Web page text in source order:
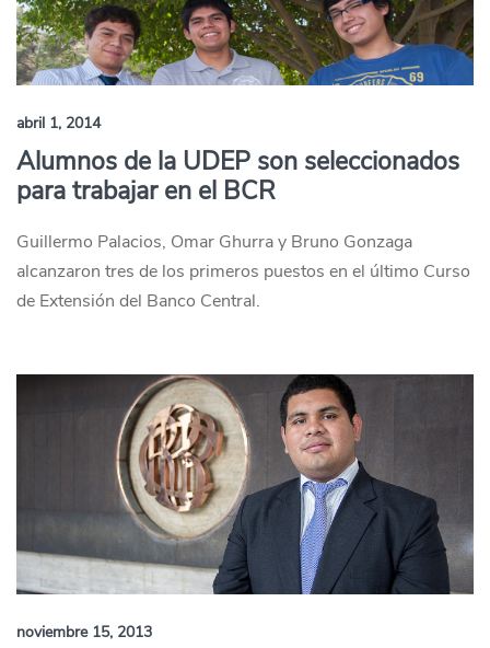
abril 1, 2014
Alumnos de la UDEP son seleccionados
para trabajar en el BCR
Guillermo Palacios, Omar Ghurra y Bruno Gonzaga
alcanzaron tres de los primeros puestos en el último Curso
de Extensión del Banco Central.
noviembre 15, 2013